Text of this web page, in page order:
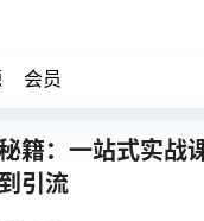
会员
籍：一站式实战
引流